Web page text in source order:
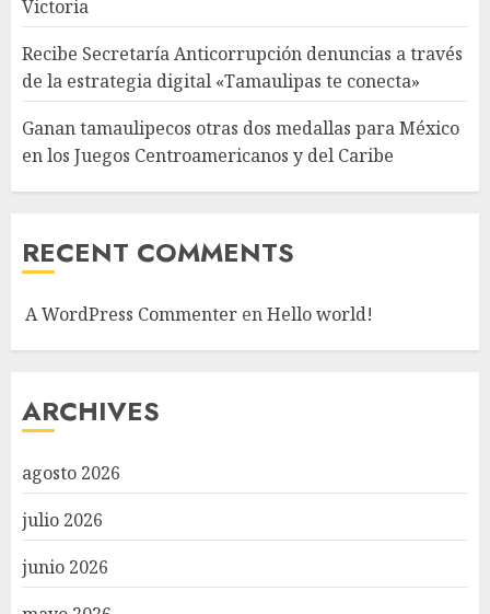
Victoria
Recibe Secretaría Anticorrupción denuncias a través
de la estrategia digital «Tamaulipas te conecta»
Ganan tamaulipecos otras dos medallas para México
en los Juegos Centroamericanos y del Caribe
RECENT COMMENTS
A WordPress Commenter enHello world!
ARCHIVES
agosto 2026
julio 2026
junio 2026